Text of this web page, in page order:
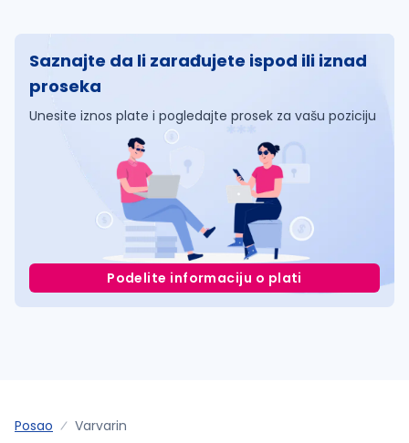
Saznajte da li zarađujete ispod ili iznad
proseka
Unesite iznos plate i pogledajte prosek za vašu poziciju
Podelite informaciju o plati
Posao Varvarin